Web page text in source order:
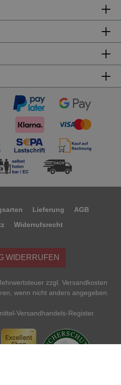
Lieferung
AGB
Widerrufsrecht
WIDERRUFEN
zzgl. Versandkosten
wenn nicht anders angegeben.
Versandhandels-Register.